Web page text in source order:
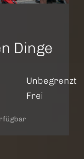
Dinge
Unbegrenzt
Frei